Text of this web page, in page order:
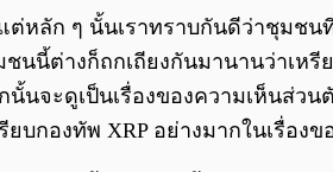
หลัก ๆ นั้นเราทราบกันดีว่าชุมช
นนี้ต่างก็ถกเถียงกันมานานว่าเห
นจะดูเป็นเรื่องของความเห็นส่ว
บกองทัพ XRP อย่างมากในเรื่องข